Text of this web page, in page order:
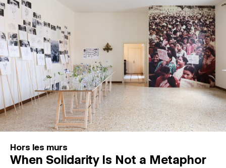
Hors les murs
When Solidarity Is Not a Metaphor